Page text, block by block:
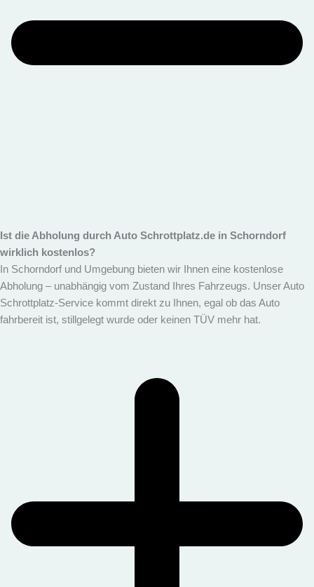
Ist die Abholung durch Auto Schrottplatz.de in Schorndorf
wirklich kostenlos?
In Schorndorf und Umgebung bieten wir Ihnen eine kostenlose
Abholung – unabhängig vom Zustand Ihres Fahrzeugs. Unser Auto
Schrottplatz-Service kommt direkt zu Ihnen, egal ob das Auto
fahrbereit ist, stillgelegt wurde oder keinen TÜV mehr hat.